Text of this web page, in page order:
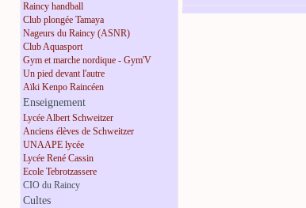
Raincy handball
Club plongée Tamaya
Nageurs du Raincy (ASNR)
Club Aquasport
Gym et marche nordique - Gym'V
Un pied devant l'autre
Aïki Kenpo Raincéen
Enseignement
Lycée Albert Schweitzer
Anciens élèves de Schweitzer
UNAAPE lycée
Lycée René Cassin
Ecole Tebrotzassere
CIO du Raincy
Cultes